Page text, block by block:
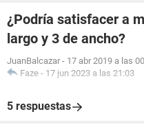
¿Podría satisfacer a
largo y 3 de ancho?
JuanBalcazar - 17 abr 2019 a las
Faze - 17 jun 2023 a las 21:03
5 respuestas